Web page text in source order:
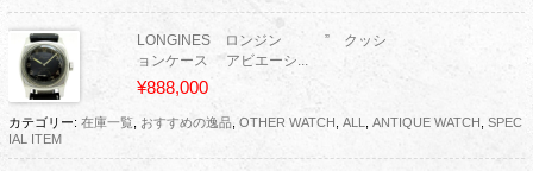
LONGINES ロンジン ” クッシ
ョンケース アビエーシ...
¥888,000
カテゴリー: 在庫一覧, おすすめの逸品, OTHER WATCH , ALL, ANTIQUE WATCH , SPEC
IAL ITEM